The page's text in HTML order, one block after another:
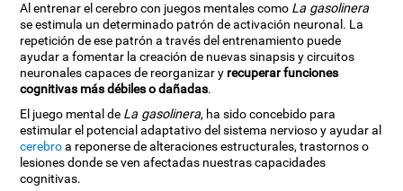
Al entrenar el cerebro con juegos mentales como La gasolinera
se estimula un determinado patrón de activación neuronal. La
repetición de ese patrón a través del entrenamiento puede
ayudar a fomentar la creación de nuevas sinapsis y circuitos
neuronales capaces de reorganizar y recuperar funciones
cognitivas más débiles o dañadas.
El juego mental de La gasolinera, ha sido concebido para
estimular el potencial adaptativo del sistema nervioso y ayudar al
cerebroa reponerse de alteraciones estructurales, trastornos o
lesiones donde se ven afectadas nuestras capacidades
cognitivas.